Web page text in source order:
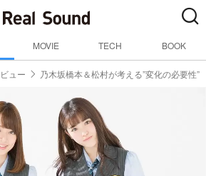
MOVIE TECH BOOK
ュー 乃木坂橋本＆松村が考える”変化の必要性”